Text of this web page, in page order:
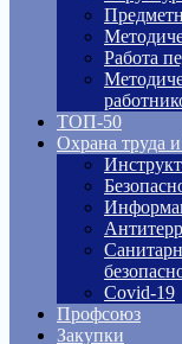
Работа
ТОП-50
Охрана труда
Covid-19
Профсоюз
Закупки